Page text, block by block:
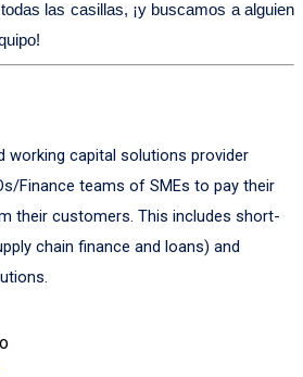
las casillas, ¡y buscamos a alguien
working capital solutions provider
Finance teams of SMEs to pay their
their customers. This includes short-
chain finance and loans) and